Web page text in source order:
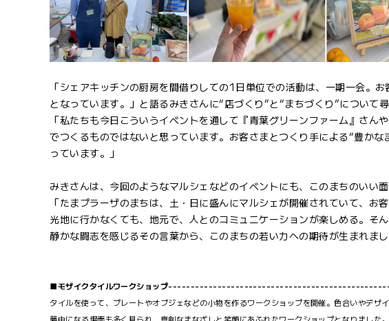
「シェアキッチンの厨房を間借りしての1日単位での活動は、一期一会。
となっています。」と語るみきさんに“店づくり”と“まちづくり”について尋
「私たちも今日こういうイベントを通して『青葉グリーンファーム』さ
でつくるものではないと思っています。お客さまとつくり手による“豊か
っています。」
みきさんは、今回のようなマルシェなどのイベントにも、このまちのいい
「たまプラーザのまちは、土・日に盛んにマルシェが開催されていて、
光地に行かなくても、地元で、人とのコミュニケーションが楽しめる。そ
静かな闘志を感じるその言葉から、このまちの若い力への期待が生まれまし
■モザイクタイルワークショップ
タイルを使って、プレートやオブジェなどの小物を作るワークショップを開催。色合いやデ